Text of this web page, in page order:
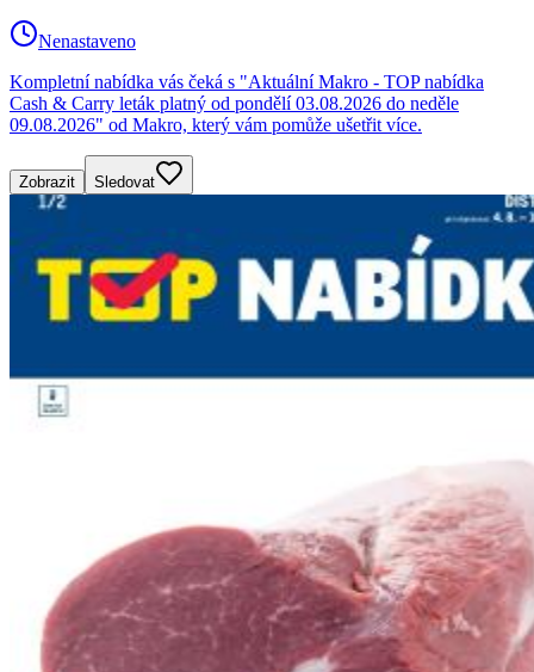
Nenastaveno
Kompletní nabídka vás čeká s "Aktuální Makro - TOP nabídka
Cash & Carry leták platný od pondělí 03.08.2026 do neděle
09.08.2026" od Makro, který vám pomůže ušetřit více.
Zobrazit Sledovat